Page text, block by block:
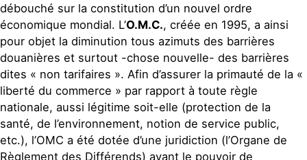
débouché sur la constitution d’un nouvel ordre
économique mondial. L’O.M.C., créée en 1995, a ainsi
pour objet la diminution tous azimuts des barrières
douanières et surtout -chose nouvelle- des barrières
dites « non tarifaires ». Afin d’assurer la primauté de la «
liberté du commerce » par rapport à toute règle
nationale, aussi légitime soit-elle (protection de la
santé, de l’environnement, notion de service public,
etc.), l’OMC a été dotée d’une juridiction (l’Organe de
Règlement des Différends) ayant le pouvoir de